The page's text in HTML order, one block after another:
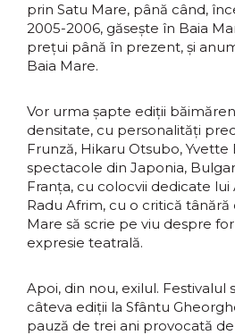
prin Satu Mare, până când,
2005-2006, găsește în Baia
prețui până în prezent, și
Baia Mare.
Vor urma șapte ediții
densitate, cu personalități
Frunză, Hikaru Otsubo, Yvette
spectacole din Japonia,
Franța, cu colocvii dedicate
Radu Afrim, cu o critică tânără
Mare să scrie pe viu despre
expresie teatrală.
Apoi, din nou, exilul.
câteva ediții la Sfântu
pauză de trei ani provocată